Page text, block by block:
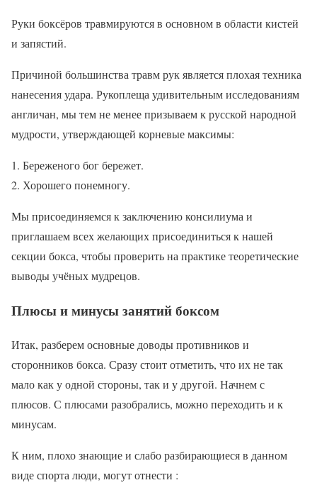
Руки боксёров травмируются в основном в области кистей
и запястий.
Причиной большинства травм рук является плохая техника
нанесения удара. Рукоплеща удивительным исследованиям
англичан, мы тем не менее призываем к русской народной
мудрости, утверждающей корневые максимы:
Береженого бог бережет.
Хорошего понемногу.
Мы присоединяемся к заключению консилиума и
приглашаем всех желающих присоединиться к нашей
секции бокса, чтобы проверить на практике теоретические
выводы учёных мудрецов.
Плюсы и минусы занятий боксом
Итак, разберем основные доводы противников и
сторонников бокса. Сразу стоит отметить, что их не так
мало как у одной стороны, так и у другой. Начнем с
плюсов. С плюсами разобрались, можно переходить и к
минусам.
К ним, плохо знающие и слабо разбирающиеся в данном
виде спорта люди, могут отнести :